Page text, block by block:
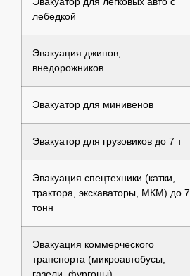
лебедкой
Эвакуация джипов,
внедорожников
Эвакуатор для минивенов
Эвакуатор для грузовиков до 7 т
Эвакуация спецтехники (катки,
трактора, экскаваторы, МКМ) до 7
тонн
Эвакуация коммерческого
транспорта (микроавтобусы,
газели, фургоны)